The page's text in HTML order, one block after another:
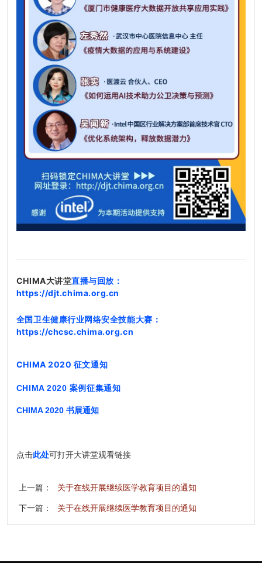
CHIMA大讲堂直播与回放：
https://djt.chima.org.cn
全国卫生健康行业网络安全技能大赛 ：
https://chcsc.chima.org.cn
CHIMA 2020 征文通知
CHIMA 2020 案例征集通知
CHIMA 2020 书展通知
点击此处可打开大讲堂观看链接
上一篇： 关于在线开展继续医学教育项目的通知
下一篇： 关于在线开展继续医学教育项目的通知